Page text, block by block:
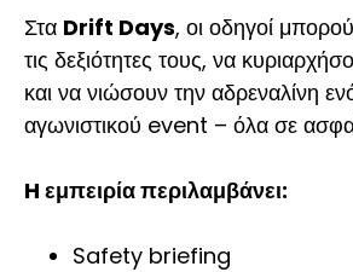
Στα Drift Days, οι οδηγοί
τις δεξιότητες τους, να
και να νιώσουν την αδρεναλίνη
αγωνιστικού event – όλα σε
H εμπειρία περιλαμβάνει:
Safety briefing